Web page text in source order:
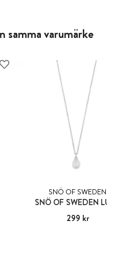
varumärke
SNÖ OF SWEDEN
SNÖ OF SWEDEN
Pris:299 kr
299 kr